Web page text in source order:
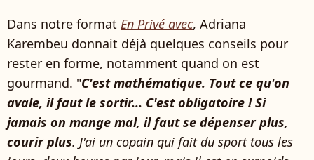
Dans notre format En Privé avec, Adriana
Karembeu donnait déjà quelques conseils pour
rester en forme, notamment quand on est
gourmand. "C'est mathématique. Tout ce qu'on
avale, il faut le sortir... C'est obligatoire ! Si
jamais on mange mal, il faut se dépenser plus,
courir plus. J'ai un copain qui fait du sport tous les